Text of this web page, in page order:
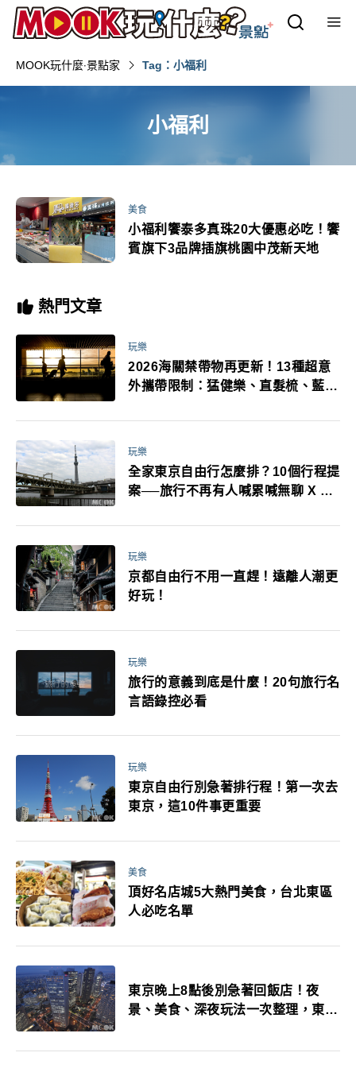
MOOK玩什麼‧景點家 Tag：小福利
小福利
美食
小福利饗泰多真珠20大優惠必吃！饗
賓旗下3品牌插旗桃園中茂新天地
熱門文章
玩樂
2026海關禁帶物再更新！13種超意
外攜帶限制：猛健樂、直髮梳、藍牙
萬！注意事項一次看！
玩樂
全家東京自由行怎麼排？10個行程提
案──旅行不再有人喊累喊無聊 X 爸
玩樂
京都自由行不用一直趕！遠離人潮更
好玩！
玩樂
旅行的意義到底是什麼！20句旅行名
言語錄控必看
玩樂
東京自由行別急著排行程！第一次去
東京，這10件事更重要
美食
頂好名店城5大熱門美食，台北東區
人必吃名單
東京晚上8點後別急著回飯店！夜
景、美食、深夜玩法一次整理，東京